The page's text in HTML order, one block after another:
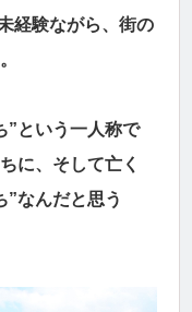
経験ながら、街の
”という一人称で
に、そして亡く
”なんだと思う